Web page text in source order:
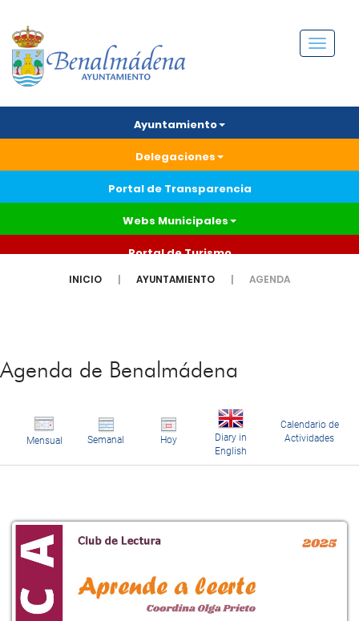
Menú
Ayuntamiento
Delegaciones
Portal de Transparencia
Webs Municipales
Portal de Turismo
INICIO AYUNTAMIENTO AGENDA
Agenda de Benalmádena
Mensual Semanal Hoy
Diary in
English
Calendario de
Actividades